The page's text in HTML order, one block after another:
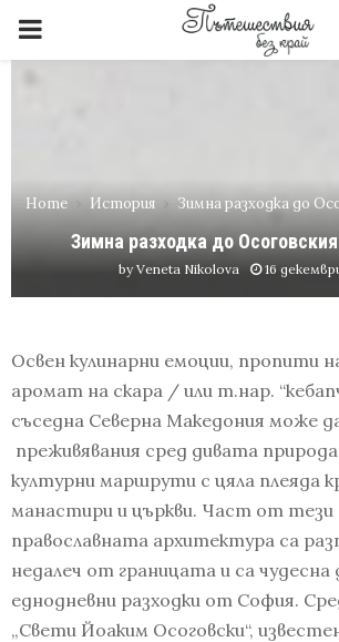
PRIMARY
MENU
Home История Зимна разходка до
Зимна разходка до
byVeneta Nikolova 16
Освен кулинарни емоции, пропити
аромат на скара / или т.нар.
съседна Северна Македония може
преживявания сред дивата
културни маршрути с цяла плеяда
манастири и църкви. Част от тези
православната архитектура са
недалеч от границата и са чудесна
еднодневни разходки от София.
„Свети Йоаким Осоговски“,